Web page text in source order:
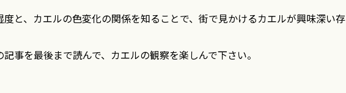
度と、カエルの色変化の関係を知ることで、街で見かけるカエルが興味深い存
記事を最後まで読んで、カエルの観察を楽しんで下さい。